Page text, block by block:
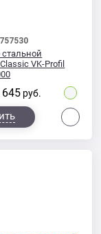
VK-Profil
645 руб.